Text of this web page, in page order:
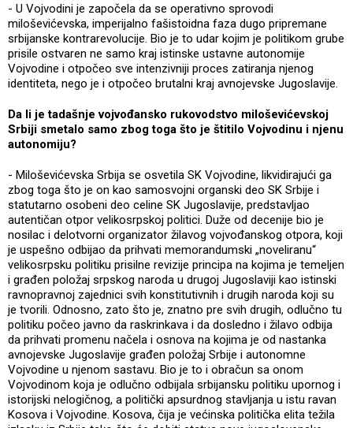
- U Vojvodini je započela da se operativno sprovodi
miloševićevska, imperijalno fašistoidna faza dugo pripremane
srbijanske kontrarevolucije. Bio je to udar kojim je politikom grube
prisile ostvaren ne samo kraj istinske ustavne autonomije
Vojvodine i otpočeo sve intenzivniji proces zatiranja njenog
identiteta, nego je i otpočeo brutalni kraj avnojevske Jugoslavije.
Da li je tadašnje vojvođansko rukovodstvo miloševićevskoj
Srbiji smetalo samo zbog toga što je štitilo Vojvodinu i njenu
autonomiju?
- Miloševićevska Srbija se osvetila SK Vojvodine, likvidirajući ga
zbog toga što je on kao samosvojni organski deo SK Srbije i
statutarno osobeni deo celine SK Jugoslavije, predstavljao
autentičan otpor velikosrpskoj politici. Duže od decenije bio je
nosilac i delotvorni organizator žilavog vojvođanskog otpora, koji
je uspešno odbijao da prihvati memorandumski „noveliranu“
velikosrpsku politiku prisilne revizije principa na kojima je temeljen
i građen položaj srpskog naroda u drugoj Jugoslaviji kao istinski
ravnopravnoj zajednici svih konstitutivnih i drugih naroda koji su
je tvorili. Odnosno, zato što je, znatno pre svih drugih, odlučno tu
politiku počeo javno da raskrinkava i da dosledno i žilavo odbija
da prihvati promenu načela i osnova na kojima je od nastanka
avnojevske Jugoslavije građen položaj Srbije i autonomne
Vojvodine u njenom sastavu. Bio je to i obračun sa onom
Vojvodinom koja je odlučno odbijala srbijansku politiku upornog i
istorijski nelogičnog, a politički apsurdnog stavljanja u istu ravan
Kosova i Vojvodine. Kosova, čija je većinska politička elita težila